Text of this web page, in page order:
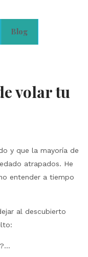
Blog
volar tu
y que la mayoría de
atrapados. He
entender a tiempo
al descubierto